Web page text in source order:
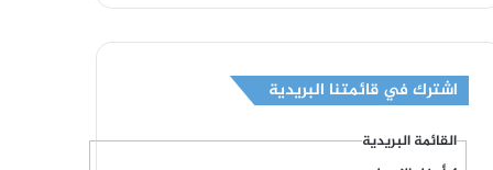
اشترك في قائمتنا البريدية
القائمة البريدية